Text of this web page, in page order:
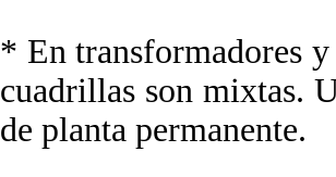
* En transformadores
cuadrillas son mixtas.
de planta permanente.